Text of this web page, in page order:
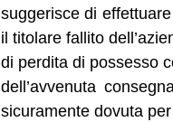
suggerisce di
il titolare fallito
di perdita di possesso
dell’avvenuta
sicuramente dovuta